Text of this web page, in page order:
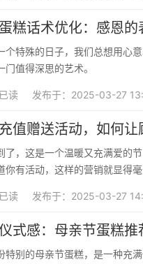
糕话术优化：感恩的
个特殊的日子，我们总想用心
门值得深思的艺术。
读 发布于：2025-03-27
值赠送活动，如何让
了，这是一个温暖又充满爱的
你有活动，这样的营销就显得
读 发布于：2025-03-27
式感：母亲节蛋糕推
特别的母亲节蛋糕，是一种充